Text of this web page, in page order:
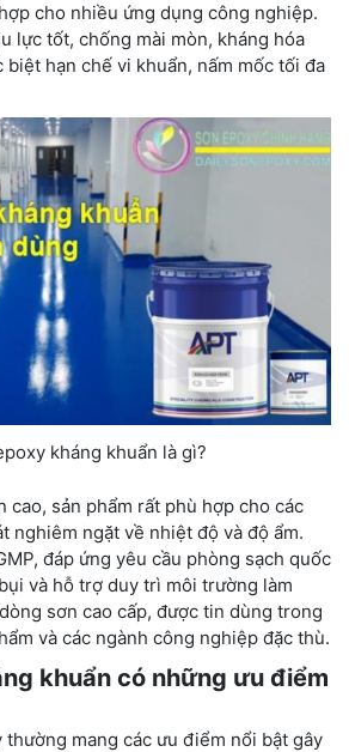
cho nhiều ứng dụng công nghiệp.
lực tốt, chống mài mòn, kháng hóa
biệt hạn chế vi khuẩn, nấm mốc tối đa
kháng khuẩn là gì?
cao, sản phẩm rất phù hợp cho các
nghiêm ngặt về nhiệt độ và độ ẩm.
đáp ứng yêu cầu phòng sạch quốc
và hỗ trợ duy trì môi trường làm
sơn cao cấp, được tin dùng trong
và các ngành công nghiệp đặc thù.
khuẩn có những ưu điểm
mang các ưu điểm nổi bật gây